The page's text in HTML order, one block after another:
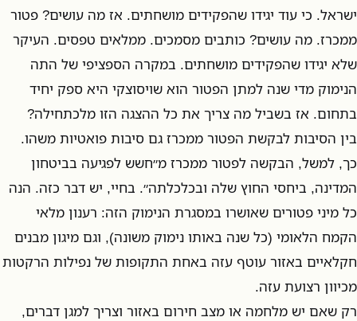
ישראל. כי עוד יגידו שהפקידים מושחתים. אז מה עושים? פטור
ממכרז. מה עושים? כותבים מסמכים. ממלאים טפסים. העיקר
שלא יגידו שהפקידים מושחתים. במקרה הספציפי של התה
הנימוק מדי שנה למתן הפטור הוא שויסוצקי היא ספק יחיד
בתחום. אז בשביל מה צריך את כל ההצגה הזו מלכתחילה?
בין הסיבות לבקשת הפטור ממכרז גם סיבות פואטיות משהו.
כך, למשל, הבקשה לפטור ממכרז מ״חשש לפגיעה בביטחון
המדינה, ביחסי החוץ שלה ובכלכלתה״. בחיי, יש דבר כזה. הנה
כל מיני פטורים שאושרו במסגרת הנימוק הזה: רענון מלאי
הקמח הלאומי (כל שנה באותו נימוק משונה), וגם מיגון מבנים
חקלאיים באזור עוטף עזה באחת התקופות של נפילות הרקטות
מכיוון רצועת עזה.
רק שאם יש מלחמה או מצב חירום באזור וצריך למגן דברים,